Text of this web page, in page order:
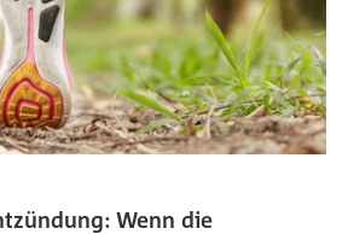
Wenn die